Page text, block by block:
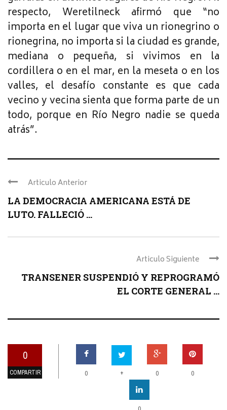
respecto, Weretilneck afirmó que “no
importa en el lugar que viva un rionegrino o
rionegrina, no importa si la ciudad es grande,
mediana o pequeña, si vivimos en la
cordillera o en el mar, en la meseta o en los
valles, el desafío constante es que cada
vecino y vecina sienta que forma parte de un
todo, porque en Río Negro nadie se queda
atrás”.
Articulo Anterior
LA DEMOCRACIA AMERICANA ESTÁ DE
LUTO. FALLECIÓ ...
Articulo Siguiente
TRANSENER SUSPENDIÓ Y REPROGRAMÓ
EL CORTE GENERAL ...
0
COMPARTIR 0 + 0 0